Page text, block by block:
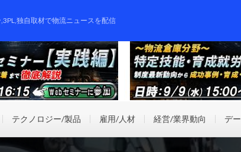
独自取材で物流ニュースを配信
テクノロジー/製品 雇用/人材 経営/業界動向 デ